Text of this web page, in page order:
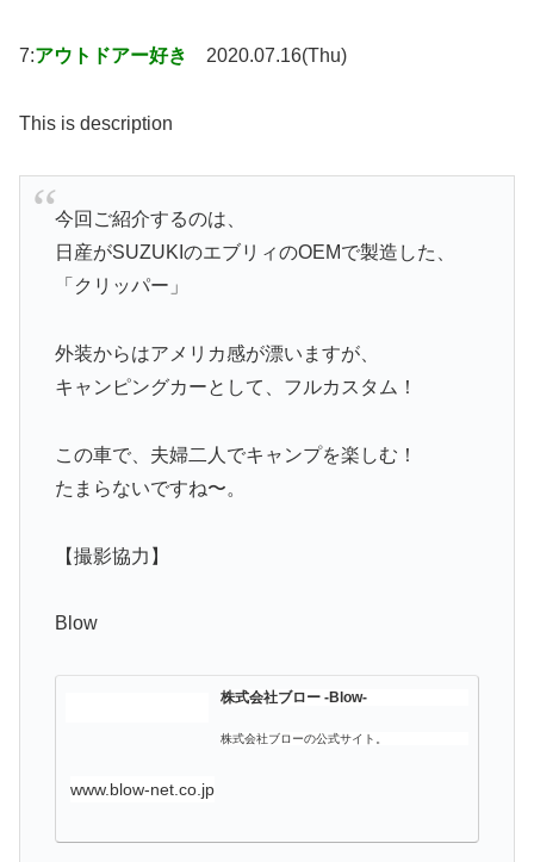
7:アウトドアー好き 2020.07.16(Thu)
This is description
今回ご紹介するのは、
日産がSUZUKIのエブリィのOEMで製造した、
「クリッパー」
外装からはアメリカ感が漂いますが、
キャンピングカーとして、フルカスタム！
この車で、夫婦二人でキャンプを楽しむ！
たまらないですね〜。
【撮影協力】
Blow
株式会社ブロー -Blow-
株式会社ブローの公式サイト。
www.blow-net.co.jp